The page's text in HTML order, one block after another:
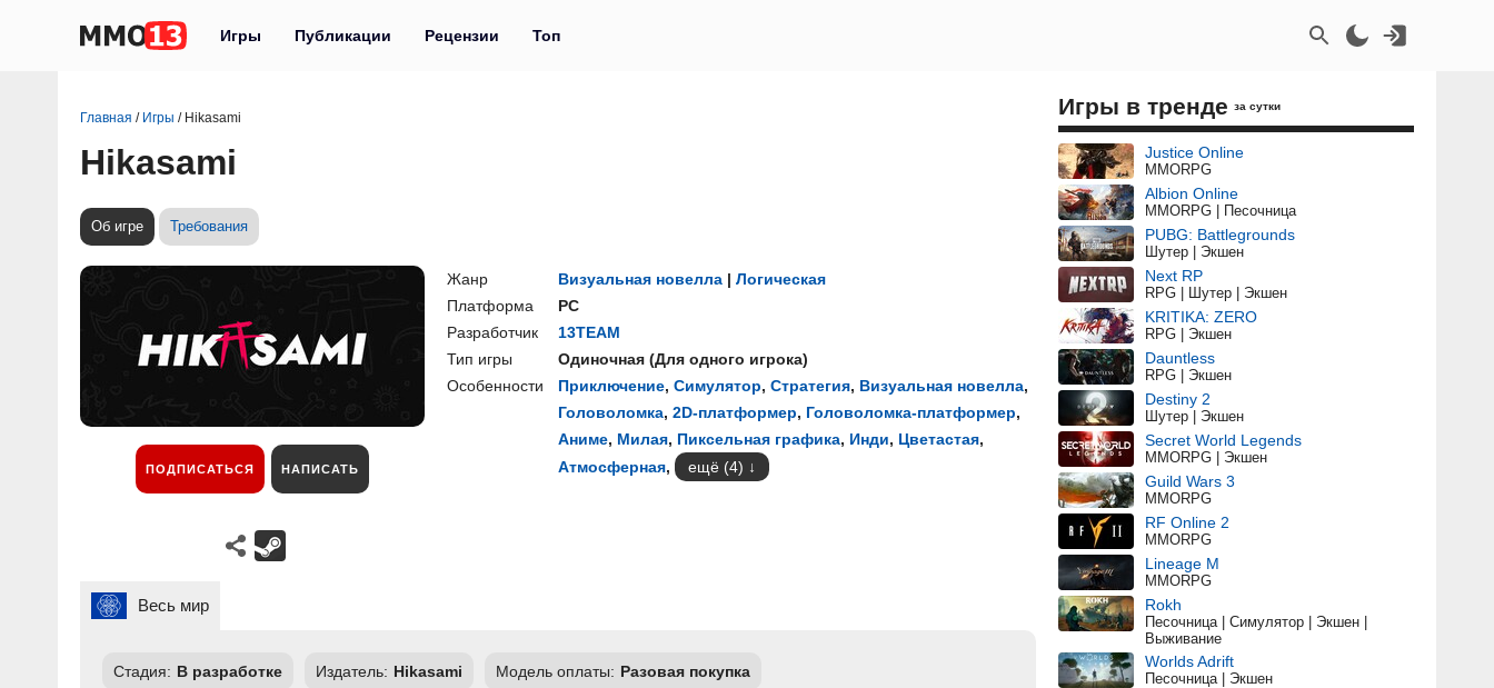
Игры Публикации Рецензии Топ
Главная / Игры / Hikasami
Hikasami
Об игре Требования
ПОДПИСАТЬСЯ НАПИСАТЬ
Жанр Визуальная новелла | Логическая
Платформа
PC
Разработчик
13TEAM
Тип игры
Одиночная (Для одного игрока)
Особенности
Приключение, Симулятор, Стратегия, Визуальная новелла,
Головоломка, 2D-платформер, Головоломка-платформер,
Аниме, Милая, Пиксельная графика, Инди, Цветастая,
Атмосферная, ещё (4)
Весь мир
Стадия: В разработке Издатель: Hikasami Модель оплаты: Разовая покупка
Игры в тренде за сутки
Justice Online
MMORPG
Albion Online
MMORPG | Песочница
PUBG: Battlegrounds
Шутер | Экшен
Next RP
RPG | Шутер | Экшен
KRITIKA: ZERO
RPG | Экшен
Dauntless
RPG | Экшен
Destiny 2
Шутер | Экшен
Secret World Legends
MMORPG | Экшен
Guild Wars 3
MMORPG
RF Online 2
MMORPG
Lineage M
MMORPG
Rokh
Песочница | Симулятор | Экшен |
Выживание
Worlds Adrift
Песочница | Экшен